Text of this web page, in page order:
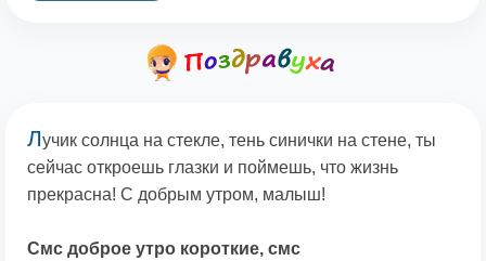
Лучик солнца на стекле, тень синички на стене, ты
сейчас откроешь глазки и поймешь, что жизнь
прекрасна! С добрым утром, малыш!
Смс доброе утро короткие, смс